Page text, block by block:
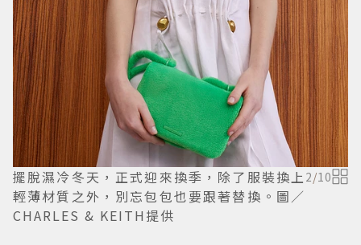
擺脫濕冷冬天，正式迎來換季，除了服裝換上
輕薄材質之外，別忘包包也要跟著替換。圖／
CHARLES & KEITH提供
2/10